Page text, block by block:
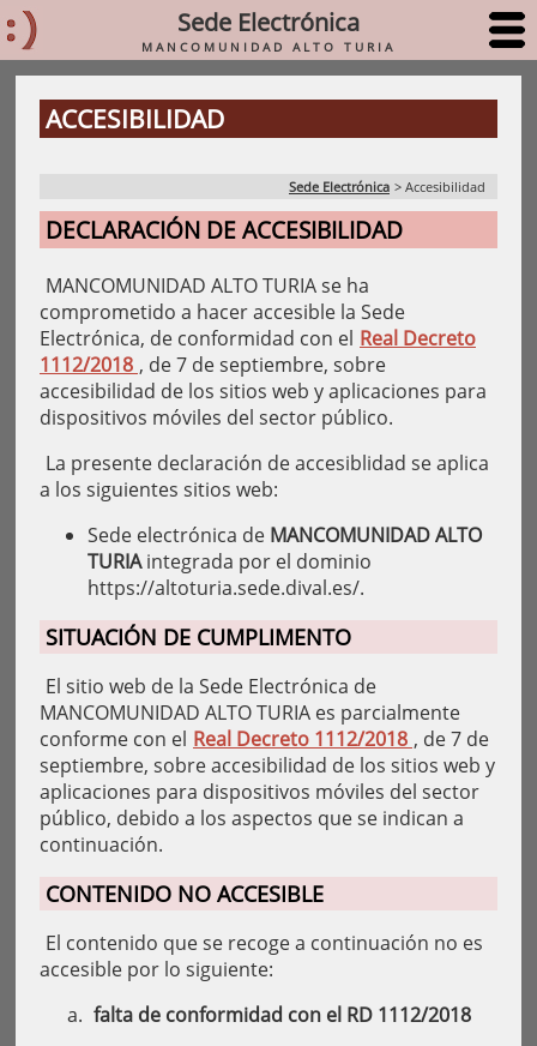
Sede Electrónica
MANCOMUNIDAD ALTO TURIA
ACCESIBILIDAD
Sede Electrónica > Accesibilidad
DECLARACIÓN DE ACCESIBILIDAD
MANCOMUNIDAD ALTO TURIA se ha
comprometido a hacer accesible la Sede
Electrónica, de conformidad con el Real Decreto
1112/2018 , de 7 de septiembre, sobre
accesibilidad de los sitios web y aplicaciones para
dispositivos móviles del sector público.
La presente declaración de accesiblidad se aplica
a los siguientes sitios web:
Sede electrónica de MANCOMUNIDAD ALTO
TURIAintegrada por el dominio
https://altoturia.sede.dival.es/.
SITUACIÓN DE CUMPLIMENTO
El sitio web de la Sede Electrónica de
MANCOMUNIDAD ALTO TURIA es parcialmente
conforme con el Real Decreto 1112/2018 , de 7 de
septiembre, sobre accesibilidad de los sitios web y
aplicaciones para dispositivos móviles del sector
público, debido a los aspectos que se indican a
continuación.
CONTENIDO NO ACCESIBLE
El contenido que se recoge a continuación no es
accesible por lo siguiente:
falta de conformidad con el RD 1112/2018